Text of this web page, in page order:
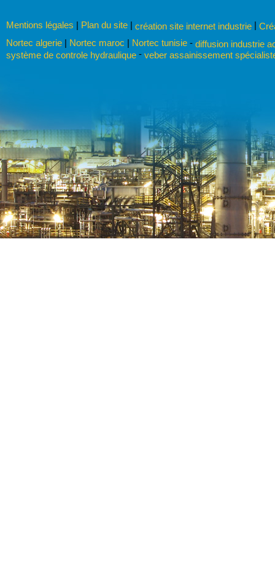
Mentions légales | Plan du site | création site internet industrie |
Nortec algerie | Nortec maroc | Nortec tunisie - diffusion industrie
système de controle hydraulique - veber assainissement